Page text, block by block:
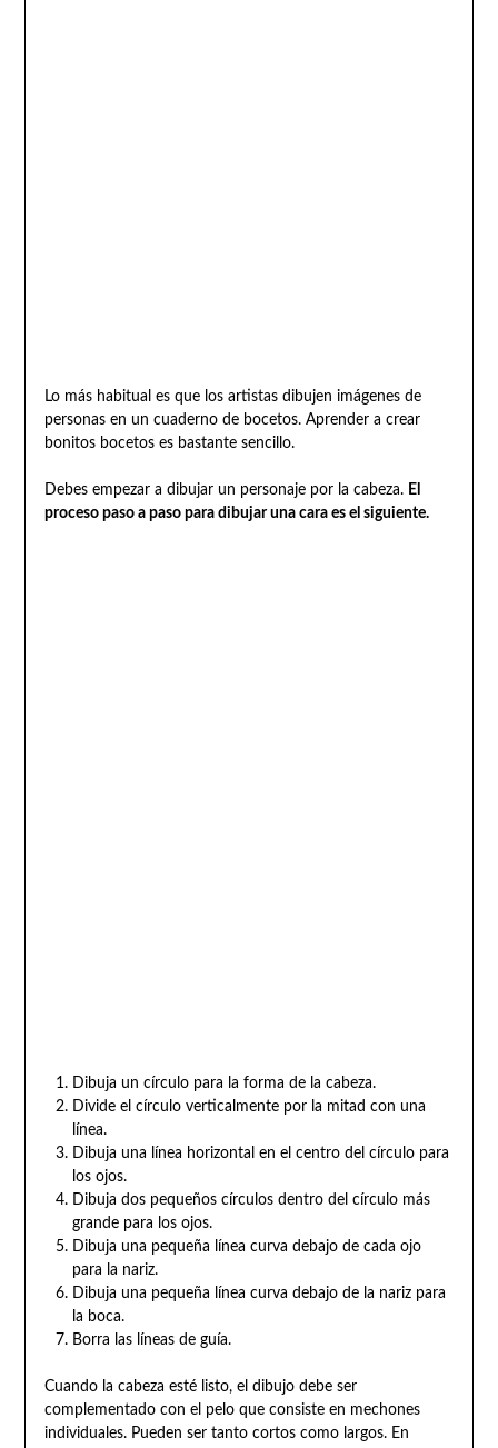
Lo más habitual es que los artistas dibujen imágenes de
personas en un cuaderno de bocetos. Aprender a crear
bonitos bocetos es bastante sencillo.
Debes empezar a dibujar un personaje por la cabeza. El
proceso paso a paso para dibujar una cara es el siguiente.
Dibuja un círculo para la forma de la cabeza.
Divide el círculo verticalmente por la mitad con una
línea.
Dibuja una línea horizontal en el centro del círculo para
los ojos.
Dibuja dos pequeños círculos dentro del círculo más
grande para los ojos.
Dibuja una pequeña línea curva debajo de cada ojo
para la nariz.
Dibuja una pequeña línea curva debajo de la nariz para
la boca.
Borra las líneas de guía.
Cuando la cabeza esté listo, el dibujo debe ser
complementado con el pelo que consiste en mechones
individuales. Pueden ser tanto cortos como largos. En